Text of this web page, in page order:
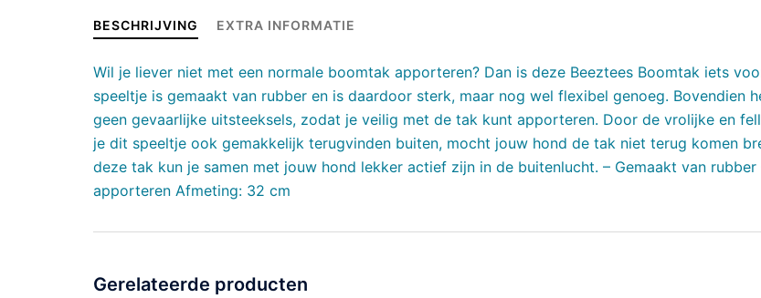
BESCHRIJVING EXTRA INFORMATIE
Wil je liever niet met een normale boomtak apporteren? Dan is deze Beeztees Boomtak iets
speeltje is gemaakt van rubber en is daardoor sterk, maar nog wel flexibel genoeg. Bovendien
geen gevaarlijke uitsteeksels, zodat je veilig met de tak kunt apporteren. Door de vrolijke en
je dit speeltje ook gemakkelijk terugvinden buiten, mocht jouw hond de tak niet terug komen
deze tak kun je samen met jouw hond lekker actief zijn in de buitenlucht. – Gemaakt van rubber
apporteren Afmeting: 32 cm
Gerelateerde producten